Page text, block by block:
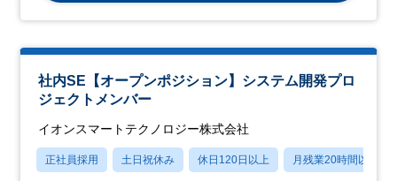
社内SE【オープンポジション】システム開発プロ
ジェクトメンバー
イオンスマートテクノロジー株式会社
正社員採用 土日祝休み 休日120日以上 月残業20時間以内